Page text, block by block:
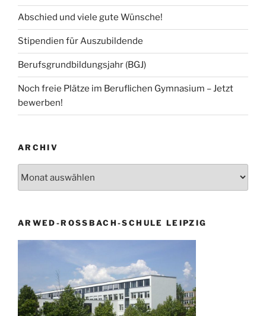
Abschied und viele gute Wünsche!
Stipendien für Auszubildende
Berufsgrundbildungsjahr (BGJ)
Noch freie Plätze im Beruflichen Gymnasium – Jetzt
bewerben!
ARCHIV
ARWED-ROSSBACH-SCHULE LEIPZIG